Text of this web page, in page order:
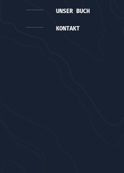
UNSER BUCH
KONTAKT